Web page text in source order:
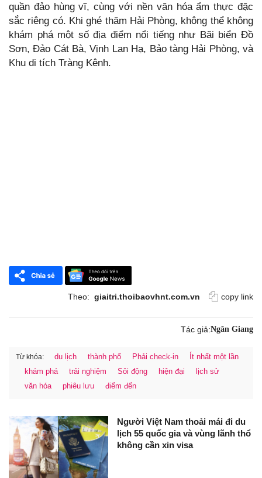
quần đảo hùng vĩ, cùng với nền văn hóa ẩm thực đặc
sắc riêng có. Khi ghé thăm Hải Phòng, không thể không
khám phá một số địa điểm nổi tiếng như Bãi biển Đồ
Sơn, Đảo Cát Bà, Vịnh Lan Hạ, Bảo tàng Hải Phòng, và
Khu di tích Tràng Kênh.
Theo: giaitri.thoibaovhnt.com.vn copy link
Tác giả:Ngân Giang
Từ khóa: du lịch thành phố Phải check-in
Ít nhất một lần
khám phá
trải nghiệm Sôi động hiện đại
lịch sử
văn hóa
phiêu lưu điểm đến
Người Việt Nam thoải mái đi du
lịch 55 quốc gia và vùng lãnh thổ
không cần xin visa